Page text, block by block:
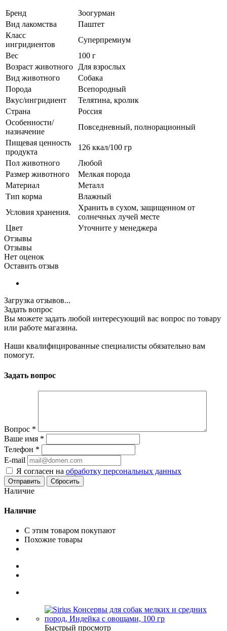
Бренд
Зоогурман
Вид лакомства
Паштет
Класс
ингридиентов
Суперпремиум
Вес
100 г
Возраст животного
Для взрослых
Вид животного
Собака
Порода
Всепородный
Вкус/ингридиент
Телятина, кролик
Страна
Россия
Особенности/
назначение
Повседневный, полнорационный
Пищевая ценность
продукта
126 ккал/100 гр
Пол животного
Любой
Размер животного
Мелкая порода
Материал
Металл
Тип корма
Влажный
Условия хранения.
Хранить в сухом, защищенном от
солнечных лучей месте
Цвет
Уточните у менеджера
Отзывы
Отзывы
Нет оценок
Оставить отзыв
Загрузка отзывов...
Задать вопрос
Вы можете задать любой интересующий вас вопрос по товару
или работе магазина.
Наши квалифицированные специалисты обязательно вам
помогут.
Задать вопрос
Вопрос *
Ваше имя *
Телефон *
E-mail
Я согласен на обработку персональных данных
Сбросить
Наличие
Наличие
С этим товаром покупают
Похожие товары
Быстрый просмотр